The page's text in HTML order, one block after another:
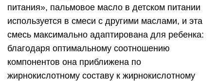
питания», пальмовое масло в детском питании
используется в смеси с другими маслами, и эта
смесь максимально адаптирована для ребенка:
благодаря оптимальному соотношению
компонентов она приближена по
жирнокислотному составу к жирнокислотному